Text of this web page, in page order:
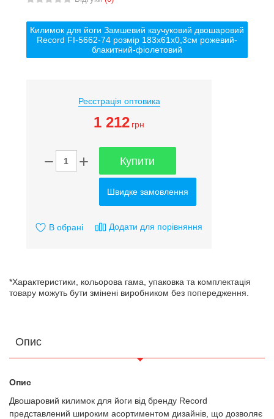
Килимок для йоги Замшевий каучуковий двошаровий
Record FI-5662-74 розмір 183x61x0,3см рожевий-
блакитний-фіолетовий
Реєстрація оптовика
1 212 грн
Купити
Швидке замовлення
В обрані Додати для порівняння
*Характеристики, кольорова гама, упаковка та комплектація
товару можуть бути змінені виробником без попередження.
Опис
Опис
Двошаровий килимок для йоги від бренду Record
представлений широким асортиментом дизайнів, що дозволяє